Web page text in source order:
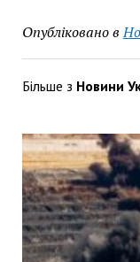
Опубліковано в
Більше з Новини